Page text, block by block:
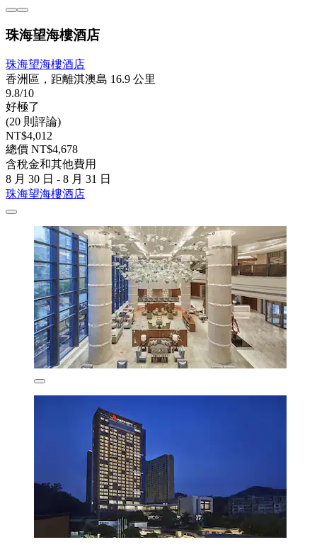
珠海望海樓酒店
珠海望海樓酒店
香洲區，距離淇澳島 16.9 公里
9.8/10
好極了
(20 則評論)
NT$4,012
總價 NT$4,678
含稅金和其他費用
8 月 30 日 - 8 月 31 日
珠海望海樓酒店